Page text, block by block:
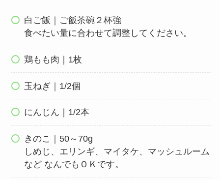
白ご飯｜ご飯茶碗２杯強
食べたい量に合わせて調整してください。
鶏もも肉｜1枚
玉ねぎ｜1/2個
にんじん｜1/2本
きのこ｜50～70g
しめじ、エリンギ、マイタケ、マッシュルーム
など なんでもＯＫです。